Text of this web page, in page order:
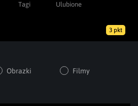
Tagi Ulubione
3 pkt
Obrazki
Filmy